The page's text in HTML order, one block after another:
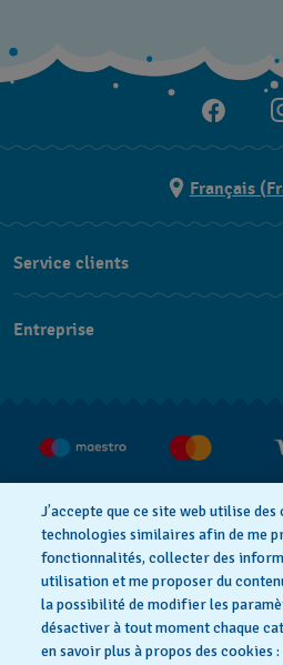
Français
Service clients
Questions fréquentes
Droit de rétractation
Entreprise
Déclaration de
J’accepte que ce site web utilise
technologies similaires afin de me
fonctionnalités, collecter des
utilisation et me proposer du
la possibilité de modifier les
désactiver à tout moment chaque
en savoir plus à propos des cookies :